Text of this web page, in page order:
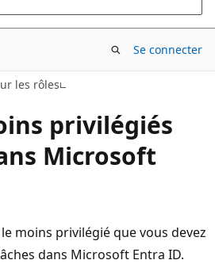
Se connecter
les rôles
privilégiés
Microsoft
moins privilégié que vous devez
dans Microsoft Entra ID.